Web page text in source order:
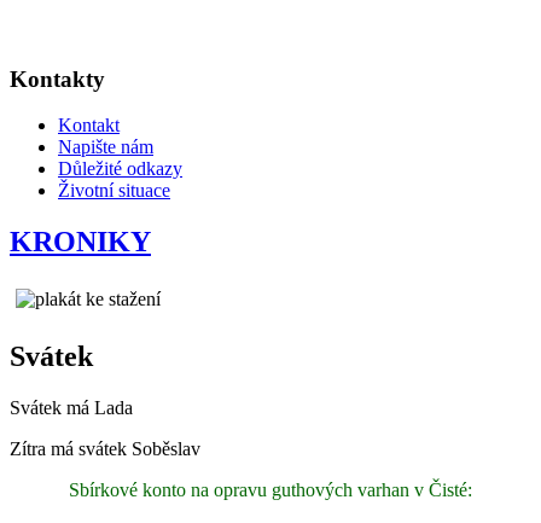
Kontakty
Kontakt
Napište nám
Důležité odkazy
Životní situace
KRONIKY
Svátek
Svátek má Lada
Zítra má svátek Soběslav
Sbírkové konto na opravu guthových varhan v Čisté: